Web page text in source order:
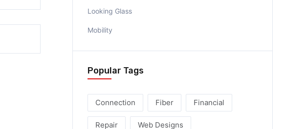
Looking Glass
Mobility
Popular Tags
Connection Fiber Financial
Repair Web Designs